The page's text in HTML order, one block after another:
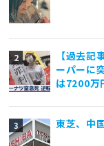
【過去
ーパーに
は7200万
東芝、中